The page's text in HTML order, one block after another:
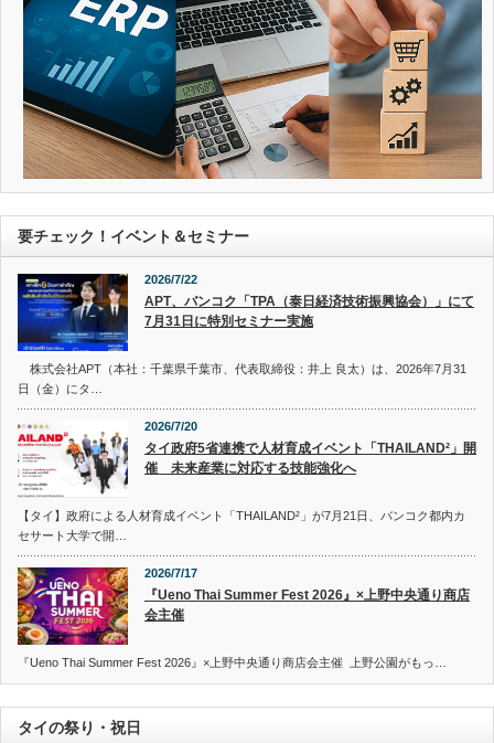
要チェック！イベント＆セミナー
2026/7/22
APT、バンコク「TPA（泰日経済技術振興協会）」にて
7月31日に特別セミナー実施
株式会社APT（本社：千葉県千葉市、代表取締役：井上 良太）は、2026年7月31
日（金）にタ…
2026/7/20
タイ政府5省連携で人材育成イベント「THAILAND²」開
催 未来産業に対応する技能強化へ
【タイ】政府による人材育成イベント「THAILAND²」が7月21日、バンコク都内カ
セサート大学で開…
2026/7/17
『Ueno Thai Summer Fest 2026』×上野中央通り商店
会主催
『Ueno Thai Summer Fest 2026』×上野中央通り商店会主催 上野公園がもっ…
タイの祭り・祝日